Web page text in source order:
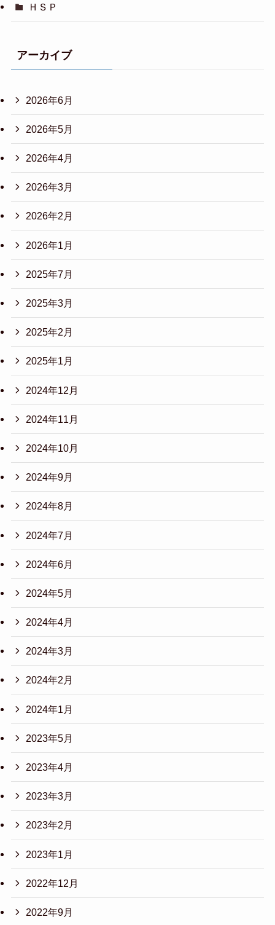
ＨＳＰ
アーカイブ
2026年6月
2026年5月
2026年4月
2026年3月
2026年2月
2026年1月
2025年7月
2025年3月
2025年2月
2025年1月
2024年12月
2024年11月
2024年10月
2024年9月
2024年8月
2024年7月
2024年6月
2024年5月
2024年4月
2024年3月
2024年2月
2024年1月
2023年5月
2023年4月
2023年3月
2023年2月
2023年1月
2022年12月
2022年9月